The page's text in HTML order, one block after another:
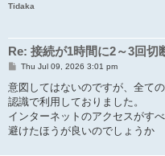
Tidaka
Re: 接続が1時間に2～3回切
P
s
t
Thu Jul 09, 2026 3:01 pm
意図してはないのですが、全て
認識で利用しておりました。
インターネットのアクセスがす
避けたほうが良いのでしょうか